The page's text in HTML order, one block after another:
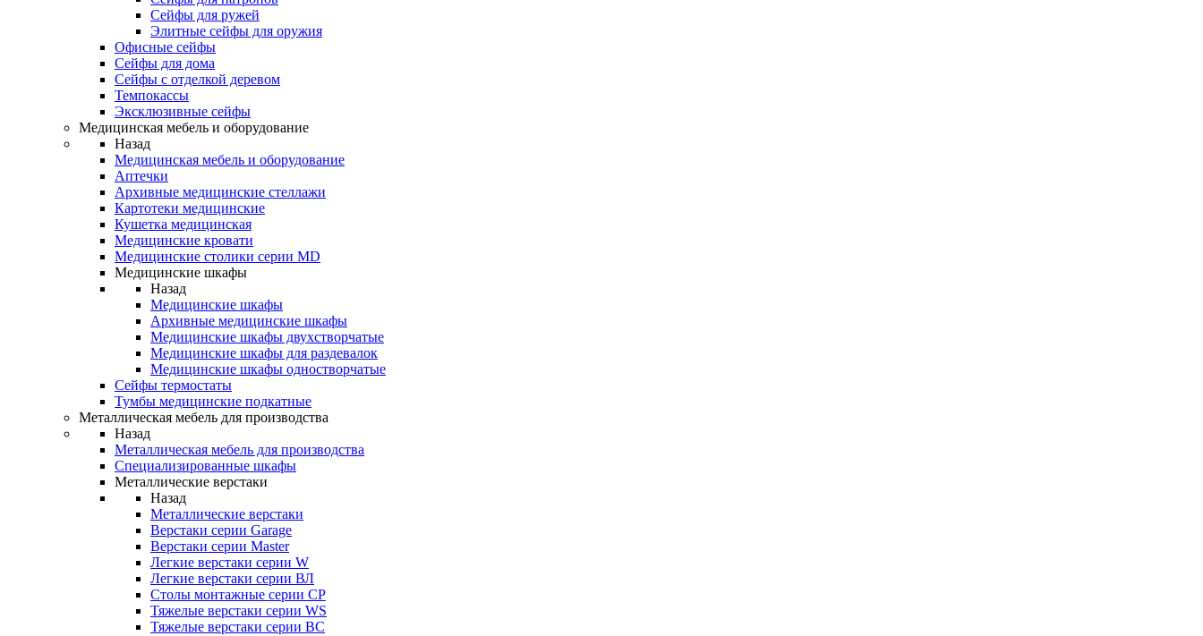
Сейфы для ружей
Элитные сейфы для оружия
Офисные сейфы
Сейфы для дома
Сейфы с отделкой деревом
Темпокассы
Эксклюзивные сейфы
Медицинская мебель и оборудование
Назад
Медицинская мебель и оборудование
Аптечки
Архивные медицинские стеллажи
Картотеки медицинские
Кушетка медицинская
Медицинские кровати
Медицинские столики серии MD
Медицинские шкафы
Назад
Медицинские шкафы
Архивные медицинские шкафы
Медицинские шкафы двухстворчатые
Медицинские шкафы для раздевалок
Медицинские шкафы одностворчатые
Сейфы термостаты
Тумбы медицинские подкатные
Металлическая мебель для производства
Назад
Металлическая мебель для производства
Cпециализированные шкафы
Металлические верстаки
Назад
Металлические верстаки
Верстаки серии Garage
Верстаки серии Master
Легкие верстаки серии W
Легкие верстаки серии ВЛ
Столы монтажные серии СР
Тяжелые верстаки серии WS
Тяжелые верстаки серии ВС